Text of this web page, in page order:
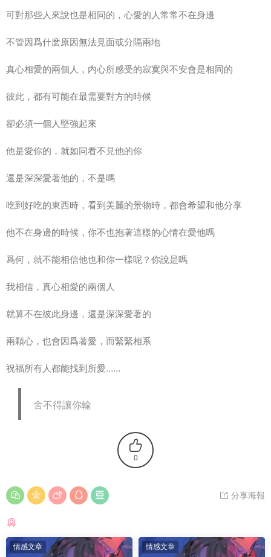
可對那些人來說也是相同的，心愛的人常常不在身邊
不管因爲什麽原因無法見面或分隔兩地
真心相愛的兩個人，内心所感受的寂寞與不安會是相同的
彼此，都有可能在最需要對方的時候
卻必須一個人堅強起來
他是愛你的，就如同看不見他的你
還是深深愛著他的，不是嗎
吃到好吃的東西時，看到美麗的景物時，都會希望和他分享
他不在身邊的時候，你不也抱著這樣的心情在愛他嗎
爲何，就不能相信他也和你一樣呢？你說是嗎
我相信，真心相愛的兩個人
就算不在彼此身邊，還是深深愛著的
兩顆心，也會因爲著愛，而緊緊相系
祝福所有人都能找到所愛……
舍不得讓你輸
0
分享海報
情感文章 情感文章